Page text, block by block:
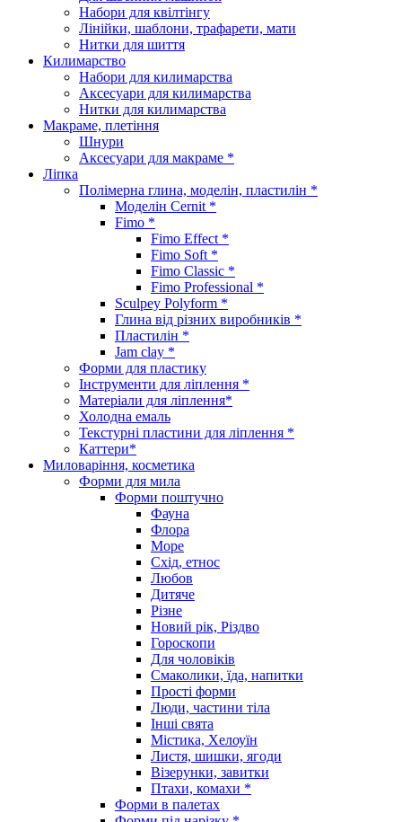
Набори для квілтінгу
Лінійки, шаблони, трафарети, мати
Нитки для шиття
Килимарство
Набори для килимарства
Аксесуари для килимарства
Нитки для килимарства
Макраме, плетіння
Шнури
Аксесуари для макраме *
Ліпка
Полімерна глина, моделін, пластилін *
Моделін Cernit *
Fimo *
Fimo Effect *
Fimo Soft *
Fimo Classic *
Fimo Professional *
Sculpey Polyform *
Глина від різних виробників *
Пластилін *
Jam clay *
Форми для пластику
Інструменти для ліплення *
Матеріали для ліплення*
Холодна емаль
Текстурні пластини для ліплення *
Каттери*
Миловаріння, косметика
Форми для мила
Форми поштучно
Фауна
Флора
Море
Схід, етнос
Любов
Дитяче
Різне
Новий рік, Різдво
Гороскопи
Для чоловіків
Смаколики, їда, напитки
Прості форми
Люди, частини тіла
Інші свята
Містика, Хелоуїн
Листя, шишки, ягоди
Візерунки, завитки
Птахи, комахи *
Форми в палетах